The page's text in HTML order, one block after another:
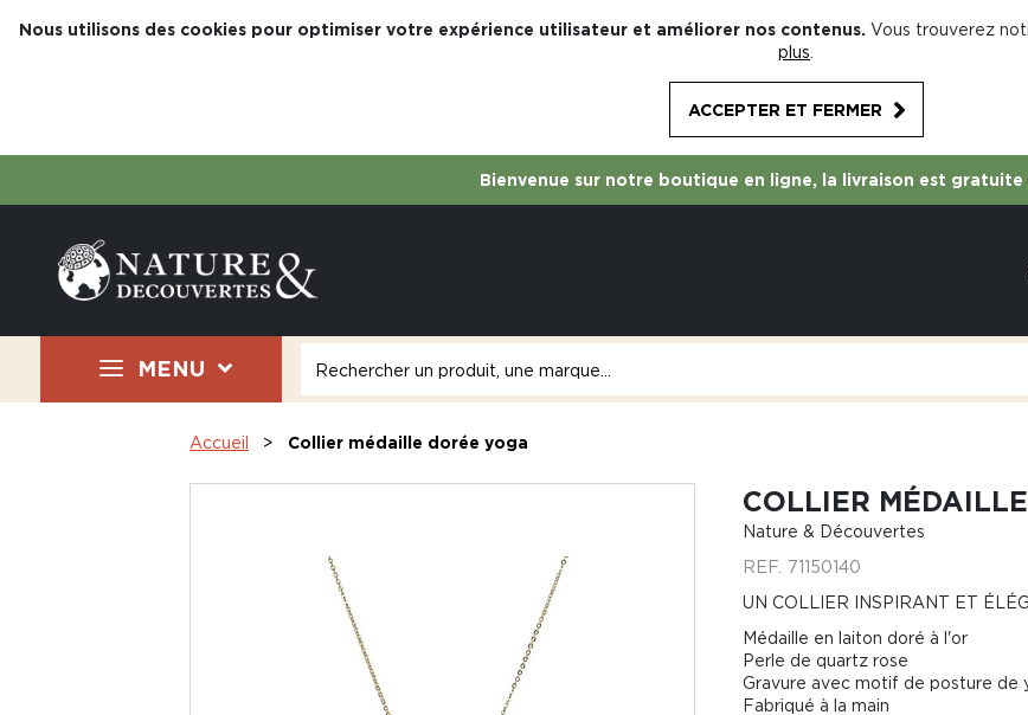
Nous utilisons des cookies pour optimiser votre expérience utilisateur et améliorer nos contenus. Vous trouverez
plus
ACCEPTER ET FERMER
Bienvenue sur notre boutique en ligne, la livraison est gratuite
MENU
Accueil Collier médaille dorée yoga
COLLIER
Nature & Découvertes
REF. 71150140
UN COLLIER INSPIRANT ET
Médaille en laiton doré à l'or
Perle de quartz rose
Gravure avec motif de posture de
Fabriqué à la main